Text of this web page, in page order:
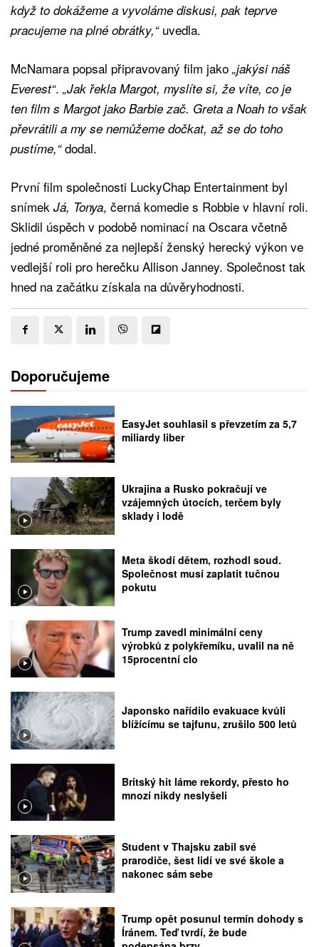
když to dokážeme a vyvoláme diskusi, pak teprve
pracujeme na plné obrátky,“ uvedla.
McNamara popsal připravovaný film jako „jakýsi náš
Everest“. „Jak řekla Margot, myslíte si, že víte, co je
ten film s Margot jako Barbie zač. Greta a Noah to však
převrátili a my se nemůžeme dočkat, až se do toho
pustíme,“dodal.
První film společnosti LuckyChap Entertainment byl
snímek Já, Tonya, černá komedie s Robbie v hlavní roli.
Sklidil úspěch v podobě nominací na Oscara včetně
jedné proměněné za nejlepší ženský herecký výkon ve
vedlejší roli pro herečku Allison Janney. Společnost tak
hned na začátku získala na důvěryhodnosti.
Doporučujeme
EasyJet souhlasil s převzetím za 5,7
miliardy liber
Ukrajina a Rusko pokračují ve
vzájemných útocích, terčem byly
sklady i lodě
Meta škodí dětem, rozhodl soud.
Společnost musí zaplatit tučnou
pokutu
Trump zavedl minimální ceny
výrobků z polykřemíku, uvalil na ně
15procentní clo
Japonsko nařídilo evakuace kvůli
blížícímu se tajfunu, zrušilo 500 letů
Britský hit láme rekordy, přesto ho
mnozí nikdy neslyšeli
Student v Thajsku zabil své
prarodiče, šest lidí ve své škole a
nakonec sám sebe
Trump opět posunul termín dohody s
Íránem. Teď tvrdí, že bude